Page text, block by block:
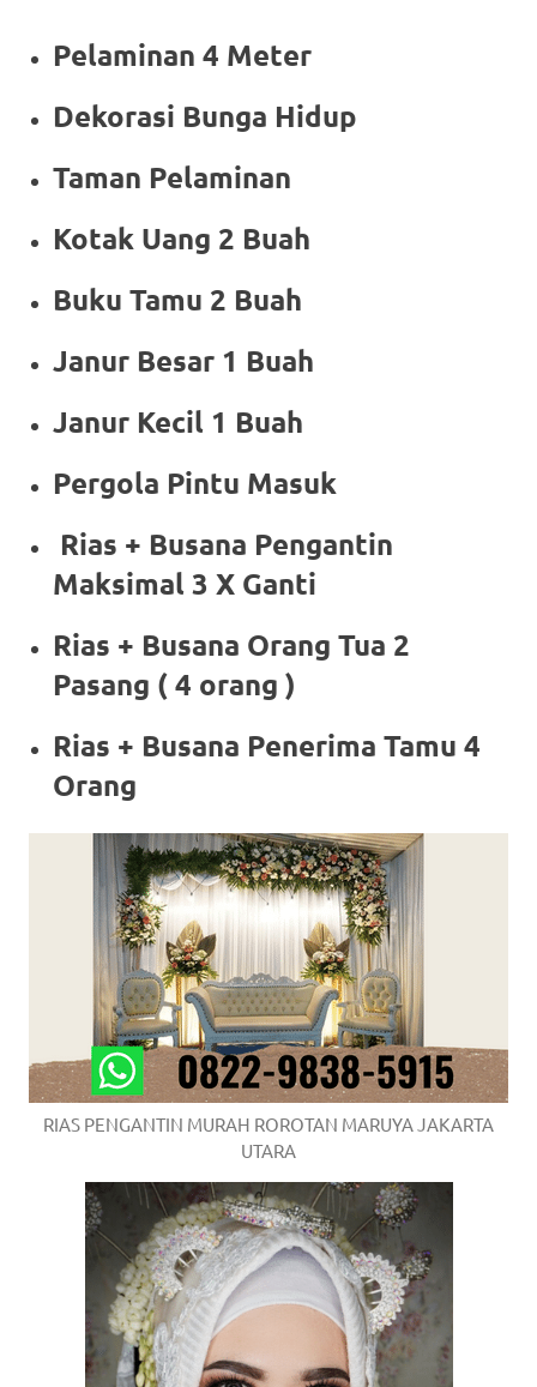
Pelaminan 4 Meter
Dekorasi Bunga Hidup
Taman Pelaminan
Kotak Uang 2 Buah
Buku Tamu 2 Buah
Janur Besar 1 Buah
Janur Kecil 1 Buah
Pergola Pintu Masuk
Rias + Busana Pengantin
Maksimal 3 X Ganti
Rias + Busana Orang Tua 2
Pasang ( 4 orang )
Rias + Busana Penerima Tamu 4
Orang
RIAS PENGANTIN MURAH ROROTAN MARUYA JAKARTA
UTARA